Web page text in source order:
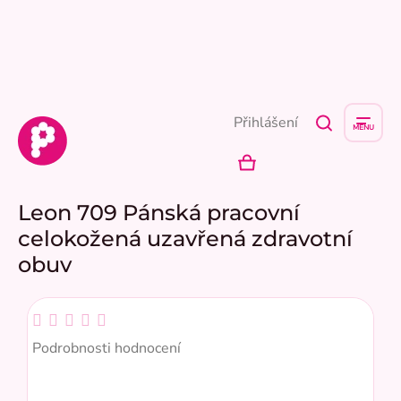
Přihlášení
NÁKUPNÍ
Leon 709 Pánská pracovní
celokožená uzavřená zdravotní
obuv
Průměrné
hodnocení
Podrobnosti hodnocení